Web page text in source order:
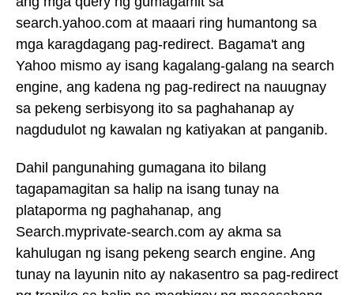
search.yahoo.com at maaari ring humantong sa
mga karagdagang pag-redirect. Bagama't ang
Yahoo mismo ay isang kagalang-galang na search
engine, ang kadena ng pag-redirect na nauugnay
sa pekeng serbisyong ito sa paghahanap ay
nagdudulot ng kawalan ng katiyakan at panganib.
Dahil pangunahing gumagana ito bilang
tagapamagitan sa halip na isang tunay na
plataporma ng paghahanap, ang
Search.myprivate-search.com ay akma sa
kahulugan ng isang pekeng search engine. Ang
tunay na layunin nito ay nakasentro sa pag-redirect